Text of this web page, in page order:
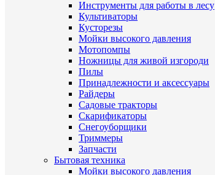
Инструменты для работы в лесу
Культиваторы
Кусторезы
Мойки высокого давления
Мотопомпы
Ножницы для живой изгороди
Пилы
Принадлежности и аксессуары
Райдеры
Садовые тракторы
Скарификаторы
Снегоуборщики
Триммеры
Запчасти
Бытовая техника
Мойки высокого давления